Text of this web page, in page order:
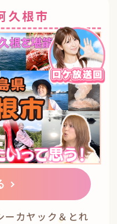
久根市
ーカヤック＆とれ